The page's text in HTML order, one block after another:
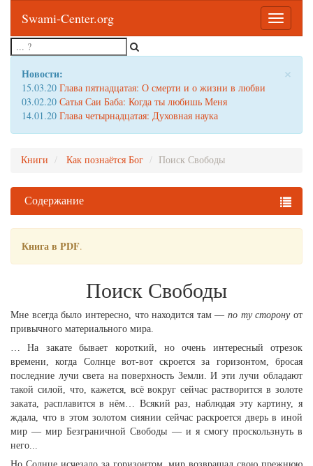
Toggle
Swami-Center.org
×
Новости:
15.03.20 Глава пятнадцатая: О смерти и о жизни в любви
03.02.20 Сатья Саи Баба: Когда ты любишь Меня
14.01.20 Глава четырнадцатая: Духовная наука
Книги Как познаётся Бог Поиск Свободы
Содержание
Книга в PDF.
Поиск Свободы
Мне всегда было интересно, что находится там —по ту сторонуот
привычного материального мира.
… На закате бывает короткий, но очень интересный отрезок
времени, когда Солнце вот-вот скроется за горизонтом, бросая
последние лучи света на поверхность Земли. И эти лучи обладают
такой силой, что, кажется, всё вокруг сейчас растворится в золоте
заката, расплавится в нём… Всякий раз, наблюдая эту картину, я
ждала, что в этом золотом сиянии сейчас раскроется дверь в иной
мир — мир Безграничной Свободы — и я смогу проскользнуть в
него...